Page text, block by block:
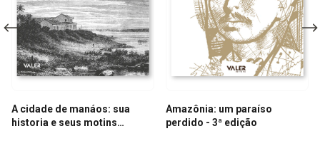
A cidade de manáos: sua
historia e seus motins
Amazônia: um paraíso
perdido - 3ª edição